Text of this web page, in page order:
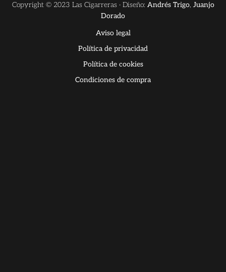
Copyright © 2023 Las Cigarreras · Diseño: Andrés Trigo, Juanjo
Dorado
Aviso legal
Política de privacidad
Política de cookies
Condiciones de compra